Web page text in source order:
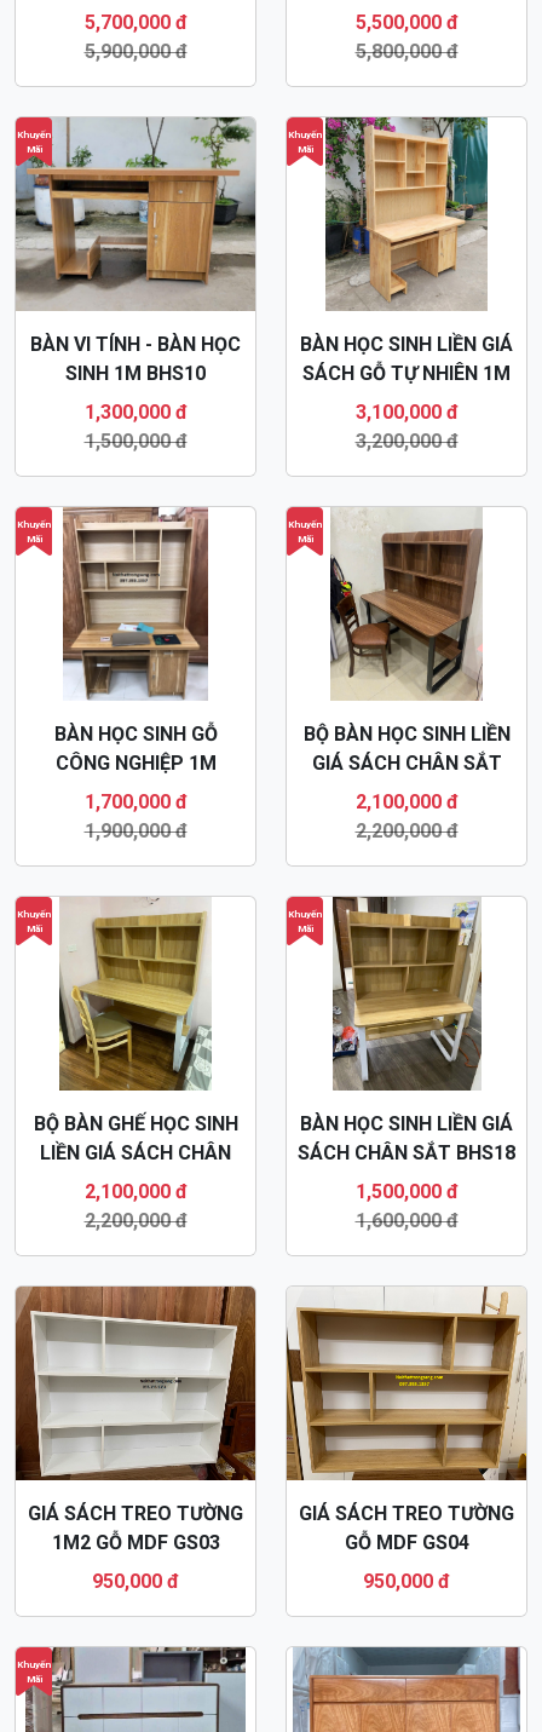
HƯƠNG XÁM BHS14
5,700,000 đ
5,900,000 đ
XOAN ĐÀO BHS15
5,500,000 đ
5,800,000 đ
Khuyến
Mãi
BÀN VI TÍNH - BÀN HỌC
SINH 1M BHS10
1,300,000 đ
1,500,000 đ
Khuyến
Mãi
BÀN HỌC SINH LIỀN GIÁ
SÁCH GỖ TỰ NHIÊN 1M
BHS13
3,100,000 đ
3,200,000 đ
Khuyến
Mãi
BÀN HỌC SINH GỖ
CÔNG NGHIỆP 1M
BHS11
1,700,000 đ
1,900,000 đ
Khuyến
Mãi
BỘ BÀN HỌC SINH LIỀN
GIÁ SÁCH CHÂN SẮT
BHS16
2,100,000 đ
2,200,000 đ
Khuyến
Mãi
BỘ BÀN GHẾ HỌC SINH
LIỀN GIÁ SÁCH CHÂN
SẮT BHS17
2,100,000 đ
2,200,000 đ
Khuyến
Mãi
BÀN HỌC SINH LIỀN GIÁ
SÁCH CHÂN SẮT BHS18
1,500,000 đ
1,600,000 đ
GIÁ SÁCH TREO TƯỜNG
1M2 GỖ MDF GS03
950,000 đ
GIÁ SÁCH TREO TƯỜNG
GỖ MDF GS04
950,000 đ
Khuyến
Mãi